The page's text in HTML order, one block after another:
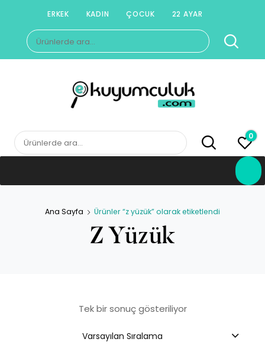
content
ERKEK KADIN ÇOCUK 22 AYAR
Ara:
E-KUYUMCULUK
Herkesin Kuyumcusu
Ara: 0
Ana Sayfa Ürünler “z yüzük” olarak etiketlendi
Z Yüzük
Tek bir sonuç gösteriliyor
Varsayılan Sıralama